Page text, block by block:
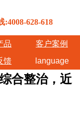
:4008-628-618
品
客户案例
馈 language
合整治，近